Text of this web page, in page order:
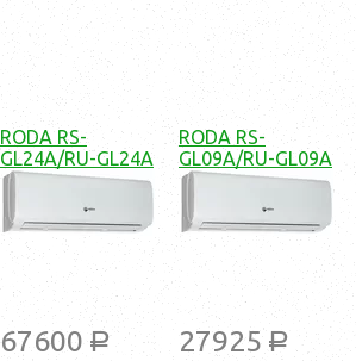
RODA RS-
GL24A/RU-GL24A
67600 a
RODA RS-
GL09A/RU-GL09A
27925 a